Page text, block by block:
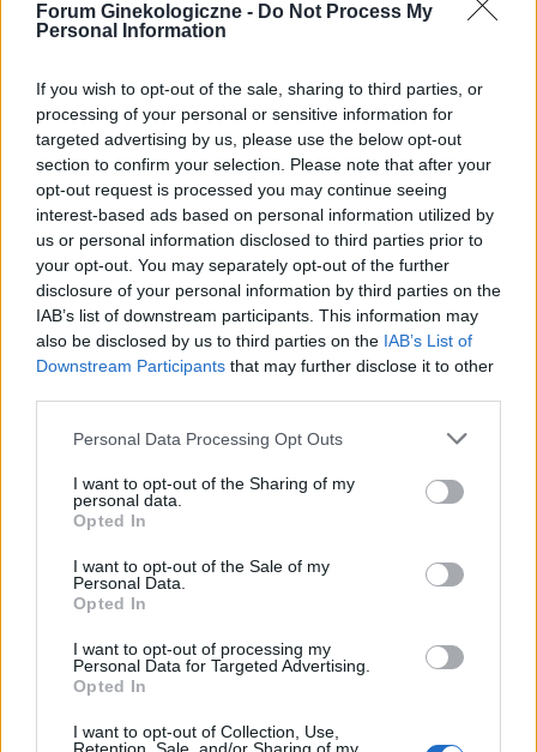
Forum Ginekologiczne - Do Not Process My
Personal Information
If you wish to opt-out of the sale, sharing to third parties, or
processing of your personal or sensitive information for
targeted advertising by us, please use the below opt-out
section to confirm your selection. Please note that after your
opt-out request is processed you may continue seeing
interest-based ads based on personal information utilized by
us or personal information disclosed to third parties prior to
your opt-out. You may separately opt-out of the further
disclosure of your personal information by third parties on the
IAB’s list of downstream participants. This information may
also be disclosed by us to third parties on the IAB’s List of
Downstream Participants that may further disclose it to other
Personal Data Processing Opt Outs
I want to opt-out of the Sharing of my
personal data.
Opted In
I want to opt-out of the Sale of my
Personal Data.
Opted In
I want to opt-out of processing my
Personal Data for Targeted Advertising.
Opted In
I want to opt-out of Collection, Use,
Witam co to może być ?
Forum:Ginekologia - specjalista radzi, dla
pacjentki
gość
Pytanie
Wczoraj 28.06) przez pomyłkę usunęłam krążek
antykoncepcyjny po 14 dniach. Prawidłowo
powinnam usunąć go dopiero 05 lipca, a nie
stosunek z mężem. Kupiłam w Turcji
tabletki”dzień po” (ella 30mg) i je użyłam. Nie
mam kolejnego krążka. do polski wrócę dopiero
w sobotę. powinnam zrobić teraz 7 dni przerwy i
włożyć nowy krążek w następną niedzielę? Czy
to będzie ok?
pacjentki
gość
Dziwne plamienia
Witam 3 miesiące temu urodziłam dziecko. W
maju myślałam że dostałam pierwszej
miesiączki (karmię piersią) ale to nie było
Forum:Ginekologia - forum dla rodziny i